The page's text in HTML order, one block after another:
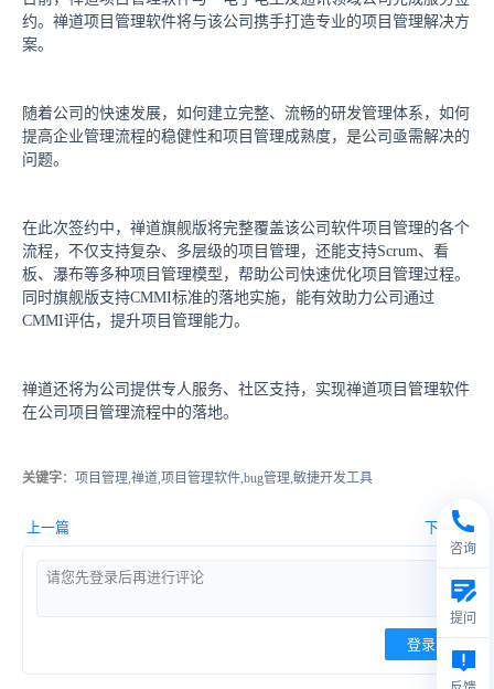
约。禅道项目管理软件将与该公司携手打造专业的项目管理解决方
案。
随着公司的快速发展，如何建立完整、流畅的研发管理体系，如何
提高企业管理流程的稳健性和项目管理成熟度，是公司亟需解决的
问题。
在此次签约中，禅道旗舰版将完整覆盖该公司软件项目管理的各个
流程，不仅支持复杂、多层级的项目管理，还能支持Scrum、看
板、瀑布等多种项目管理模型，帮助公司快速优化项目管理过程。
同时旗舰版支持CMMI标准的落地实施，能有效助力公司通过
CMMI评估，提升项目管理能力。
禅道还将为公司提供专人服务、社区支持，实现禅道项目管理软件
在公司项目管理流程中的落地。
关键字：项目管理,禅道,项目管理软件,bug管理,敏捷开发工具
上一篇 下一篇
登录
咨询
提问